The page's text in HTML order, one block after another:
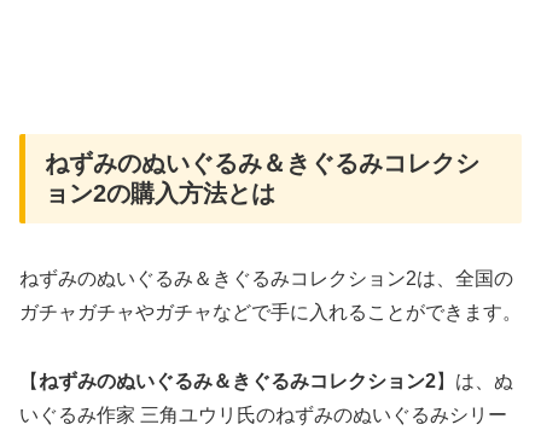
ねずみのぬいぐるみ＆きぐるみコレクシ
ョン2の購入方法とは
ねずみのぬいぐるみ＆きぐるみコレクション2は、全国の
ガチャガチャやガチャなどで手に入れることができます。
【 ねずみのぬいぐるみ＆きぐるみコレクション2】は、ぬ
いぐるみ作家 三角ユウリ氏のねずみのぬいぐるみシリー